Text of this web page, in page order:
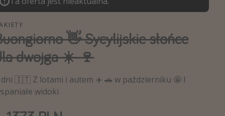
👋 Sycylijskie słońce
dwojga ☀️ 🍷
dni 🇮🇹 Z lotami i autem ✈️ 🚗 w październiku 🤩 I
widoki